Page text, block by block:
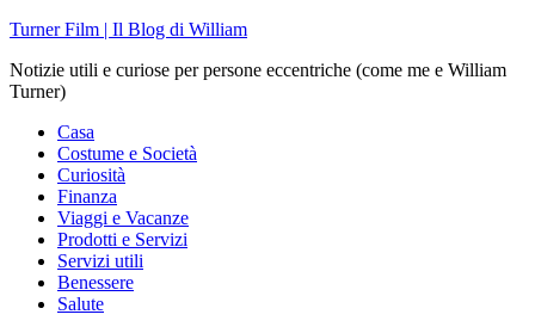
Skip
content
Turner Film | Il Blog di William
Notizie utili e curiose per persone eccentriche (come me e William
Turner)
Casa
Costume e Società
Curiosità
Finanza
Viaggi e Vacanze
Prodotti e Servizi
Servizi utili
Benessere
Salute